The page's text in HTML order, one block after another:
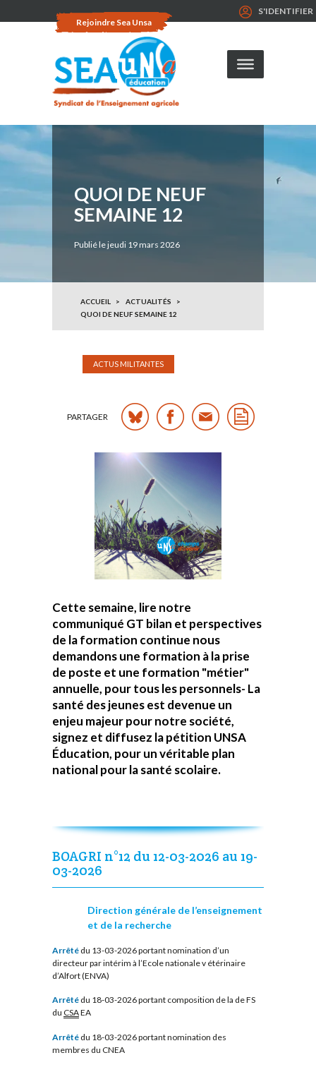
Rejoindre Sea Unsa
S'IDENTIFIER
QUOI DE NEUF
SEMAINE 12
Publié le jeudi 19 mars 2026
ACCUEIL
ACTUALITÉS
QUOI DE NEUF SEMAINE 12
ACTUS MILITANTES
PARTAGER
Cette semaine, lire notre
communiqué GT bilan et perspectives
de la formation continue nous
demandons une formation à la prise
de poste et une formation "métier"
annuelle, pour tous les personnels- La
santé des jeunes est devenue un
enjeu majeur pour notre société,
signez et diffusez la pétition UNSA
Éducation, pour un véritable plan
national pour la santé scolaire.
BOAGRI n°12 du 12-03-2026 au 19-
03-2026
Direction générale de l’enseignement
et de la recherche
Arrêté du 13-03-2026 portant nomination d’un
directeur par intérim à l’Ecole nationale v étérinaire
d’Alfort (ENVA)
Arrêté du 18-03-2026 portant composition de la de FS
du CSAEA
Arrêté du 18-03-2026 portant nomination des
membres du CNEA